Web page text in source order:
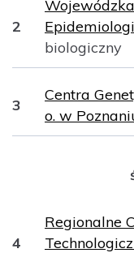
2
biologiczny
3
Centra
o. w
4
Regionalne